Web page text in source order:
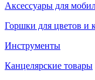
Аксессуары для
Горшки для цветов и
Инструменты
Канцелярские товары